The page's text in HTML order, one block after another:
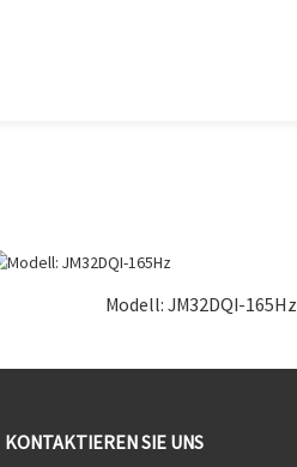
Modell: JM32DQI-165Hz
KONTAKTIEREN SIE UNS